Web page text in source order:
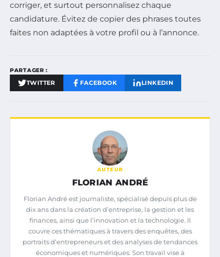
corriger, et surtout personnalisez chaque
candidature. Évitez de copier des phrases toutes
faites non adaptées à votre profil ou à l’annonce.
PARTAGER :
TWITTER FACEBOOK LINKEDIN
AUTEUR
FLORIAN ANDRÉ
Florian André est journaliste, spécialisé depuis plus de
dix ans dans la création d’entreprise, la gestion et les
finances, ainsi que l’innovation et la technologie. Il
couvre ces thématiques à travers des enquêtes, des
portraits d’entrepreneurs et des analyses de tendances
économiques et numériques. Son travail vise à